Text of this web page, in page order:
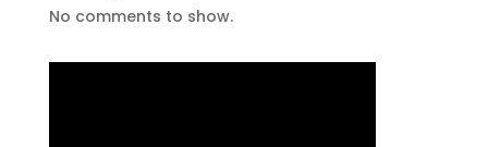
No comments to show.